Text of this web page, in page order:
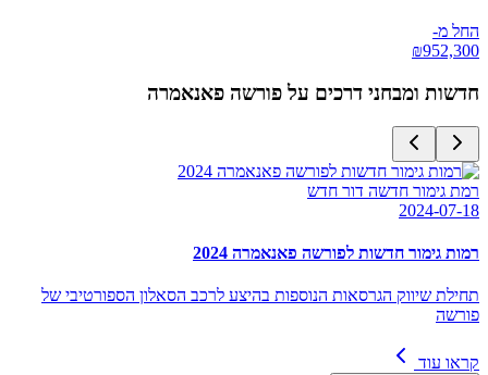
החל מ-
₪952,300
חדשות ומבחני דרכים על פורשה פאנאמרה
רמת גימור חדשה דור חדש
2024-07-18
רמות גימור חדשות לפורשה פאנאמרה 2024
תחילת שיווק הגרסאות הנוספות בהיצע לרכב הסאלון הספורטיבי של
פורשה
קראו עוד